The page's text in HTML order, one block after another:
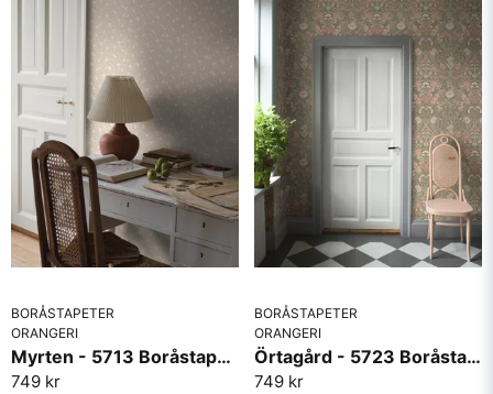
BORÅSTAPETER
ORANGERI
Myrten - 5713 Boråstapeter
749 kr
BORÅSTAPETER
ORANGERI
Örtagård - 5723 Boråstapeter
749 kr